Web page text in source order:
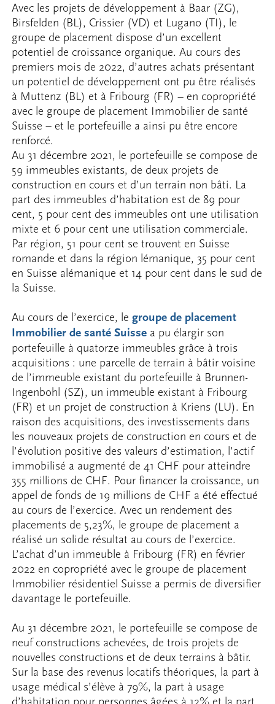
Avec les projets de développement à Baar (ZG),
Birsfelden (BL), Crissier (VD) et Lugano (TI), le
groupe de placement dispose d’un excellent
potentiel de croissance organique. Au cours des
premiers mois de 2022, d’autres achats présentant
un potentiel de développement ont pu être réalisés
à Muttenz (BL) et à Fribourg (FR) – en copropriété
avec le groupe de placement Immobilier de santé
Suisse – et le portefeuille a ainsi pu être encore
renforcé.
Au 31 décembre 2021, le portefeuille se compose de
59 immeubles existants, de deux projets de
construction en cours et d’un terrain non bâti. La
part des immeubles d’habitation est de 89 pour
cent, 5 pour cent des immeubles ont une utilisation
mixte et 6 pour cent une utilisation commerciale.
Par région, 51 pour cent se trouvent en Suisse
romande et dans la région lémanique, 35 pour cent
en Suisse alémanique et 14 pour cent dans le sud de
la Suisse.
Au cours de l’exercice, legroupe de placement
Immobilier de santé Suisse a pu élargir son
portefeuille à quatorze immeubles grâce à trois
acquisitions : une parcelle de terrain à bâtir voisine
de l’immeuble existant du portefeuille à Brunnen-
Ingenbohl (SZ), un immeuble existant à Fribourg
(FR) et un projet de construction à Kriens (LU). En
raison des acquisitions, des investissements dans
les nouveaux projets de construction en cours et de
l’évolution positive des valeurs d’estimation, l’actif
immobilisé a augmenté de 41 CHF pour atteindre
355 millions de CHF. Pour financer la croissance, un
appel de fonds de 19 millions de CHF a été effectué
au cours de l’exercice. Avec un rendement des
placements de 5,23%, le groupe de placement a
réalisé un solide résultat au cours de l’exercice.
L’achat d’un immeuble à Fribourg (FR) en février
2022 en copropriété avec le groupe de placement
Immobilier résidentiel Suisse a permis de diversifier
davantage le portefeuille.
Au 31 décembre 2021, le portefeuille se compose de
neuf constructions achevées, de trois projets de
nouvelles constructions et de deux terrains à bâtir.
Sur la base des revenus locatifs théoriques, la part à
usage médical s’élève à 79%, la part à usage